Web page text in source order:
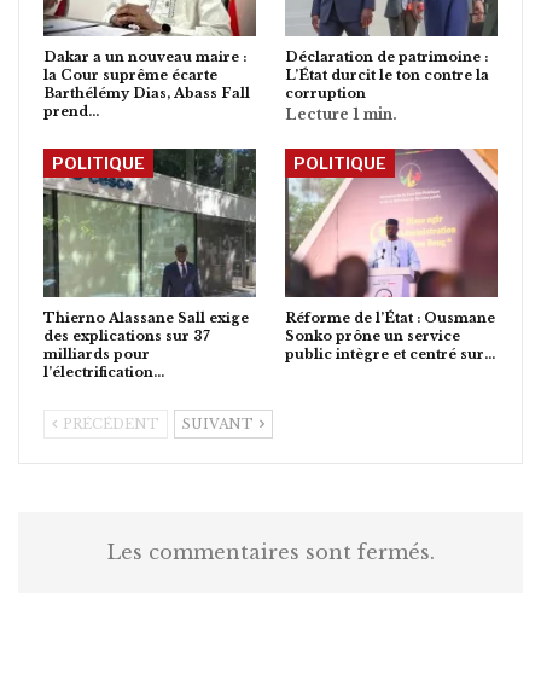
Dakar a un nouveau maire :
la Cour suprême écarte
Barthélémy Dias, Abass Fall
prend…
Déclaration de patrimoine :
L’État durcit le ton contre la
corruption
POLITIQUE
Thierno Alassane Sall exige
des explications sur 37
milliards pour
l’électrification…
POLITIQUE
Réforme de l’État : Ousmane
Sonko prône un service
public intègre et centré sur…
PRÉCÉDENT SUIVANT
Les commentaires sont fermés.